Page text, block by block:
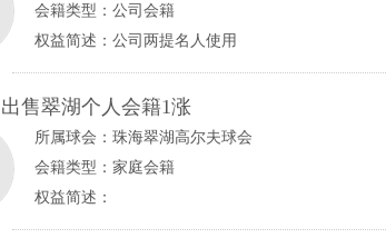
会籍类型：公司会籍
权益简述：公司两提名人使用
出售翠湖个人会籍1涨
所属球会： 珠海翠湖高尔夫球会
会籍类型：家庭会籍
权益简述：